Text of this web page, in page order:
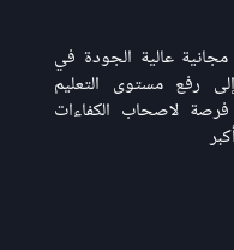
عالية الجودة في
رفع مستوى التعليم
فرصة لاصحاب الكفاءات